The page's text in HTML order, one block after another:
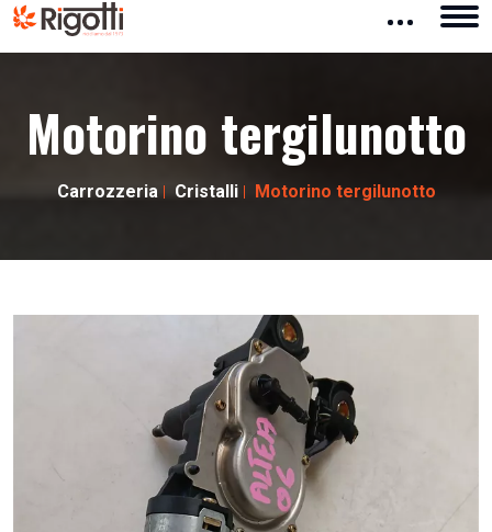
Motorino tergilunotto
Carrozzeria Cristalli Motorino tergilunotto